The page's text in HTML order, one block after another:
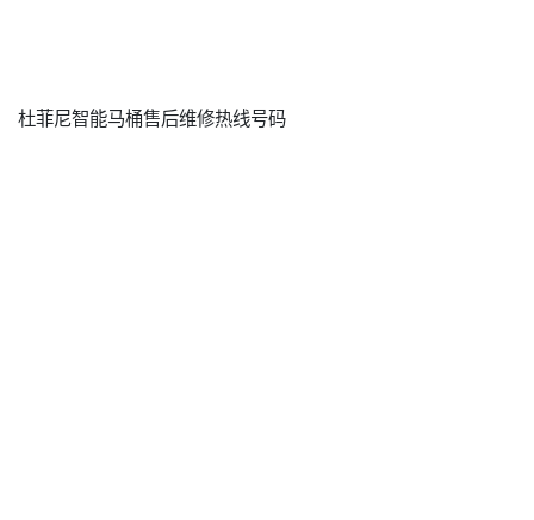
杜菲尼智能马桶售后维修热线号码